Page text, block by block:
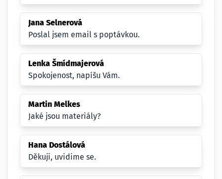
Jana Selnerová
Poslal jsem email s poptávkou.
Lenka Šmídmajerová
Spokojenost, napíšu Vám.
Martin Melkes
Jaké jsou materiály?
Hana Dostálová
Děkuji, uvidime se.